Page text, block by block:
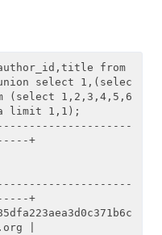
author_id,title from
select 1,(selec
(select 1,2,3,4,5,6
limit 1,1);
+
+
|